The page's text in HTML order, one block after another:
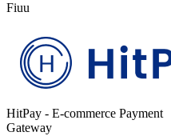
Fiuu
HitPay - E-commerce Payment
Gateway